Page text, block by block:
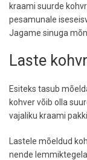
kraami suurde
pesamunale
Jagame sinuga
Laste
Esiteks tasub
kohver võib olla
vajaliku kraami
Lastele mõeldud
nende